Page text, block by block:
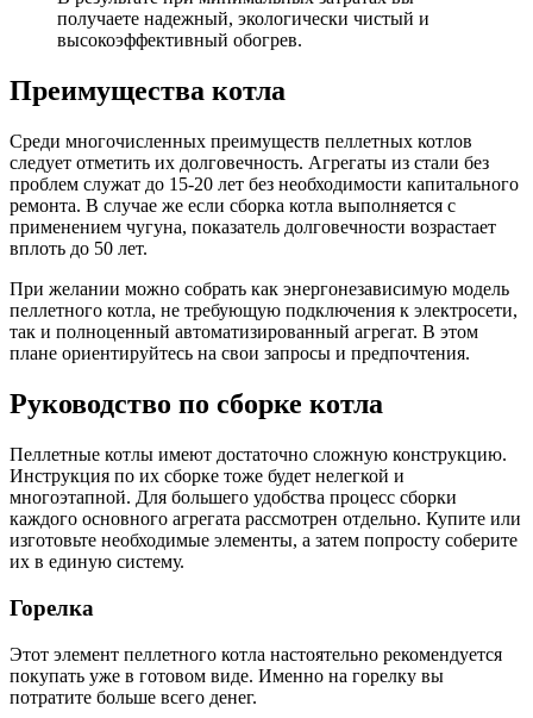
получаете надежный, экологически чистый и
высокоэффективный обогрев.
Преимущества котла
Среди многочисленных преимуществ пеллетных котлов
следует отметить их долговечность. Агрегаты из стали без
проблем служат до 15-20 лет без необходимости капитального
ремонта. В случае же если сборка котла выполняется с
применением чугуна, показатель долговечности возрастает
вплоть до 50 лет.
При желании можно собрать как энергонезависимую модель
пеллетного котла, не требующую подключения к электросети,
так и полноценный автоматизированный агрегат. В этом
плане ориентируйтесь на свои запросы и предпочтения.
Руководство по сборке котла
Пеллетные котлы имеют достаточно сложную конструкцию.
Инструкция по их сборке тоже будет нелегкой и
многоэтапной. Для большего удобства процесс сборки
каждого основного агрегата рассмотрен отдельно. Купите или
изготовьте необходимые элементы, а затем попросту соберите
их в единую систему.
Горелка
Этот элемент пеллетного котла настоятельно рекомендуется
покупать уже в готовом виде. Именно на горелку вы
потратите больше всего денег.